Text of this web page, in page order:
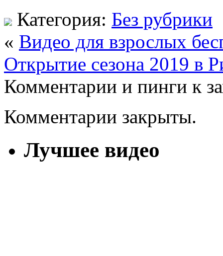
Категория: Без рубрики
« Видео для взрослых
Открытие сезона 2019 в
Комментарии и пинги к
Комментарии закрыты.
Лучшее видео